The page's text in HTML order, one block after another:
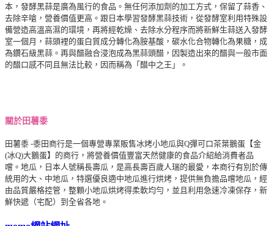
本，發酵黑蒜是廣為風行的食品。無任何添加劑的加工方式，保留了蒜香、
去除辛嗆，營養價值更高。跟日本學習發酵黑蒜技術，從發酵室利用特殊設
備營造高溫高濕的環境，再將經乾燥、去除水分程序而將新鮮生蒜送入發酵
室一個月，蒜頭裡的蛋白質成分轉化為胺基酸，碳水化合物轉化為果糖，成
為鑽石級黑蒜。再與醋融合浸泡成為黑蒜頭醋，因製造出來的醋與一般市面
的醋口感不同且無法比較，因而稱為「醋中之王」。
關於田薯黍
田薯黍 -黍田商行是一個專營專業販售冰烤小地瓜與Q彈可口茶葉鵝蛋【金
(冰Q)大鵝蛋】的商行，將營養價值豐富天然健康的食品介紹給消費者品
嚐。地瓜，日本人號稱長壽瓜，是高長壽百歲人瑞的最愛，本商行有別於傳
統用的大、中地瓜，特選優良適中地瓜進行烘烤，提供無負擔品嚐地瓜，經
由品質嚴格控管，整顆小地瓜烘烤得柔軟均勻，並且利用急速冷凍保存，新
鮮快遞（宅配）到全省各地。